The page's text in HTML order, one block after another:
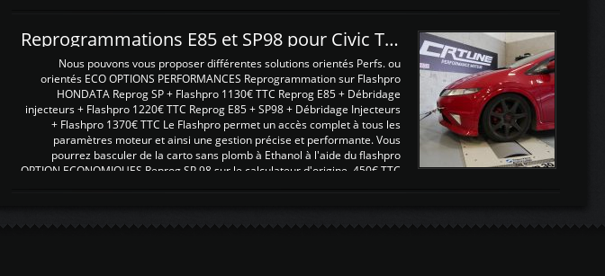
Reprogrammations E85 et SP98 pour Civic Type R FN2
Nous pouvons vous proposer différentes solutions orientés Perfs. ou
orientés ECO OPTIONS PERFORMANCES Reprogrammation sur Flashpro
HONDATA Reprog SP + Flashpro 1130€ TTC Reprog E85 + Débridage
injecteurs + Flashpro 1220€ TTC Reprog E85 + SP98 + Débridage Injecteurs
+ Flashpro 1370€ TTC Le Flashpro permet un accès complet à tous les
paramètres moteur et ainsi une gestion précise et performante. Vous
pourrez basculer de la carto sans plomb à Ethanol à l'aide du flashpro
OPTION ECONOMIQUES Reprog SP 98 sur le calculateur d'origine 450€ TTC